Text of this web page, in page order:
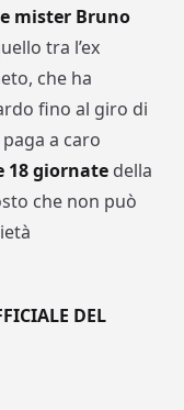
mister Bruno
tra l’ex
che ha
fino al giro di
a caro
18 giornate della
che non può
DEL